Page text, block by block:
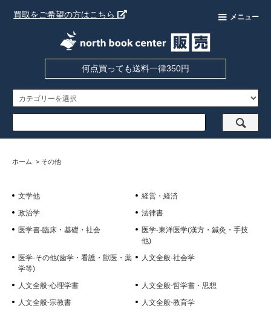
買取をご希望の方はこちら メニュー
何点買っても送料一律350円
ホーム > その他
文学他
経営・経済
政治学
法律書
医学書-臨床・基礎・社会
医学-東洋医学(漢方・鍼灸・手技
他)
医学-その他(歯学・看護・獣医・薬
学等)
人文全般-社会学
人文全般-心理学書
人文全般-哲学書・思想
人文全般-宗教書
人文全般-教育学